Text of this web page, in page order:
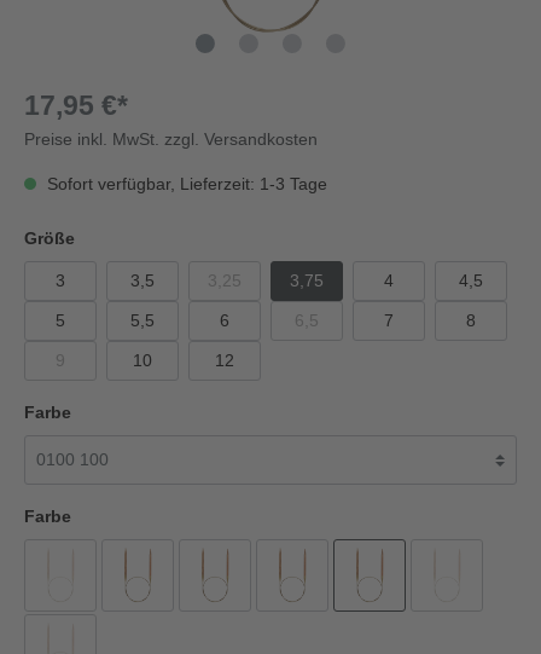
17,95 €*
Preise inkl. MwSt. zzgl. Versandkosten
Sofort verfügbar, Lieferzeit: 1-3 Tage
Größe
3 3,5 3,25 3,75 4 4,5
5 5,5 6 6,5 7 8
9 10 12
Farbe
Farbe